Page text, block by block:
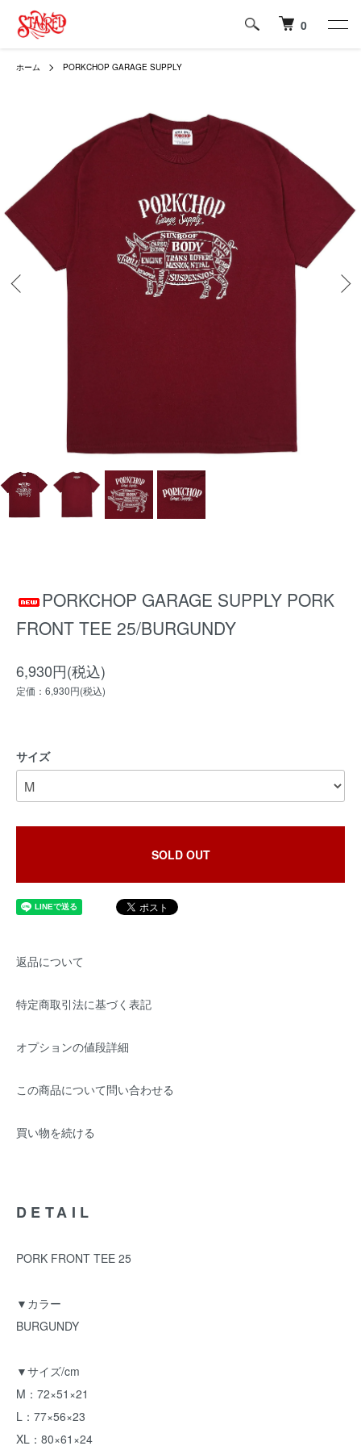
0
ホーム PORKCHOP GARAGE SUPPLY
PORKCHOP GARAGE SUPPLY PORK
FRONT TEE 25/BURGUNDY
6,930円(税込)
定価：6,930円(税込)
サイズ
SOLD OUT
返品について
特定商取引法に基づく表記
オプションの値段詳細
この商品について問い合わせる
買い物を続ける
DETAIL
PORK FRONT TEE 25
▼カラー
BURGUNDY
▼サイズ/cm
M：72×51×21
L：77×56×23
XL：80×61×24